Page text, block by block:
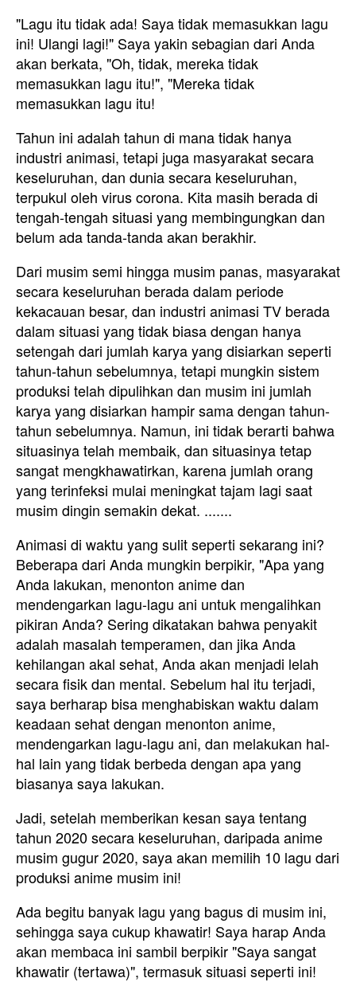
"Lagu itu tidak ada! Saya tidak memasukkan lagu
ini! Ulangi lagi!" Saya yakin sebagian dari Anda
akan berkata, "Oh, tidak, mereka tidak
memasukkan lagu itu!", "Mereka tidak
memasukkan lagu itu!
Tahun ini adalah tahun di mana tidak hanya
industri animasi, tetapi juga masyarakat secara
keseluruhan, dan dunia secara keseluruhan,
terpukul oleh virus corona. Kita masih berada di
tengah-tengah situasi yang membingungkan dan
belum ada tanda-tanda akan berakhir.
Dari musim semi hingga musim panas, masyarakat
secara keseluruhan berada dalam periode
kekacauan besar, dan industri animasi TV berada
dalam situasi yang tidak biasa dengan hanya
setengah dari jumlah karya yang disiarkan seperti
tahun-tahun sebelumnya, tetapi mungkin sistem
produksi telah dipulihkan dan musim ini jumlah
karya yang disiarkan hampir sama dengan tahun-
tahun sebelumnya. Namun, ini tidak berarti bahwa
situasinya telah membaik, dan situasinya tetap
sangat mengkhawatirkan, karena jumlah orang
yang terinfeksi mulai meningkat tajam lagi saat
musim dingin semakin dekat. .......
Animasi di waktu yang sulit seperti sekarang ini?
Beberapa dari Anda mungkin berpikir, "Apa yang
Anda lakukan, menonton anime dan
mendengarkan lagu-lagu ani untuk mengalihkan
pikiran Anda? Sering dikatakan bahwa penyakit
adalah masalah temperamen, dan jika Anda
kehilangan akal sehat, Anda akan menjadi lelah
secara fisik dan mental. Sebelum hal itu terjadi,
saya berharap bisa menghabiskan waktu dalam
keadaan sehat dengan menonton anime,
mendengarkan lagu-lagu ani, dan melakukan hal-
hal lain yang tidak berbeda dengan apa yang
biasanya saya lakukan.
Jadi, setelah memberikan kesan saya tentang
tahun 2020 secara keseluruhan, daripada anime
musim gugur 2020, saya akan memilih 10 lagu dari
produksi anime musim ini!
Ada begitu banyak lagu yang bagus di musim ini,
sehingga saya cukup khawatir! Saya harap Anda
akan membaca ini sambil berpikir "Saya sangat
khawatir (tertawa)", termasuk situasi seperti ini!